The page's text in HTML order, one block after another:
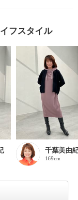
フスタイル
千葉美由
169cm